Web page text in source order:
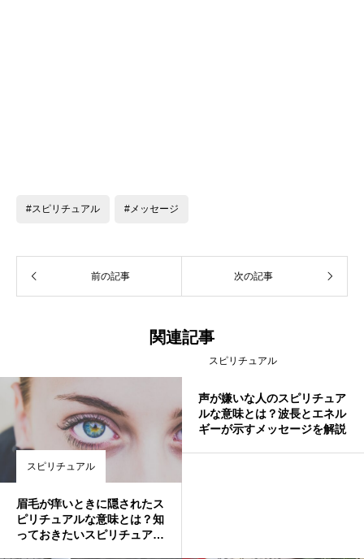
#スピリチュアル #メッセージ
前の記事 次の記事
関連記事
スピリチュアル
眉毛が痒いときに隠されたス
ピリチュアルな意味とは？知
っておきたいスピリチュアル
スピリチュアル
声が嫌いな人のスピリチュア
ルな意味とは？波長とエネル
ギーが示すメッセージを解説